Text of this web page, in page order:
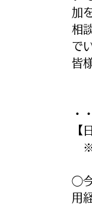
加
相
で
皆
・
【
◯
用